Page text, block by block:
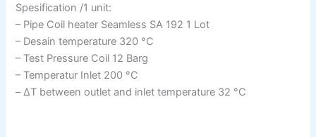
Spesification /1 unit:
– Pipe Coil heater Seamless SA 192 1 Lot
– Desain temperature 320 °C
– Test Pressure Coil 12 Barg
– Temperatur Inlet 200 °C
– ΔΤ between outlet and inlet temperature 32 °C